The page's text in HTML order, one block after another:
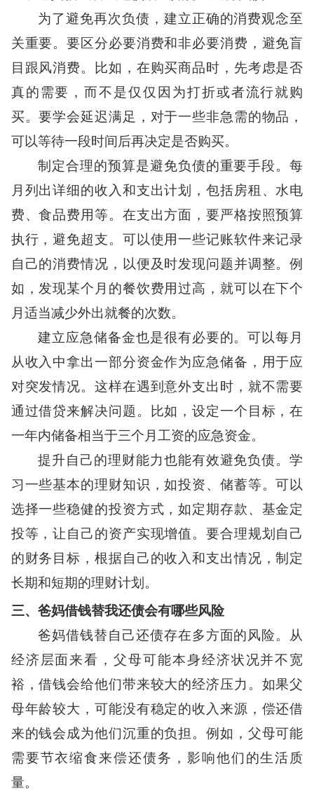
为了避免再次负债，建立正确的消费观念至
关重要。要区分必要消费和非必要消费，避免盲
目跟风消费。比如，在购买商品时，先考虑是否
真的需要，而不是仅仅因为打折或者流行就购
买。要学会延迟满足，对于一些非急需的物品，
可以等待一段时间后再决定是否购买。
制定合理的预算是避免负债的重要手段。每
月列出详细的收入和支出计划，包括房租、水电
费、食品费用等。在支出方面，要严格按照预算
执行，避免超支。可以使用一些记账软件来记录
自己的消费情况，以便及时发现问题并调整。例
如，发现某个月的餐饮费用过高，就可以在下个
月适当减少外出就餐的次数。
建立应急储备金也是很有必要的。可以每月
从收入中拿出一部分资金作为应急储备，用于应
对突发情况。这样在遇到意外支出时，就不需要
通过借贷来解决问题。比如，设定一个目标，在
一年内储备相当于三个月工资的应急资金。
提升自己的理财能力也能有效避免负债。学
习一些基本的理财知识，如投资、储蓄等。可以
选择一些稳健的投资方式，如定期存款、基金定
投等，让自己的资产实现增值。要合理规划自己
的财务目标，根据自己的收入和支出情况，制定
长期和短期的理财计划。
三、爸妈借钱替我还债会有哪些风险
爸妈借钱替自己还债存在多方面的风险。从
经济层面来看，父母可能本身经济状况并不宽
裕，借钱会给他们带来较大的经济压力。如果父
母年龄较大，可能没有稳定的收入来源，偿还借
来的钱会成为他们沉重的负担。例如，父母可能
需要节衣缩食来偿还债务，影响他们的生活质
量。